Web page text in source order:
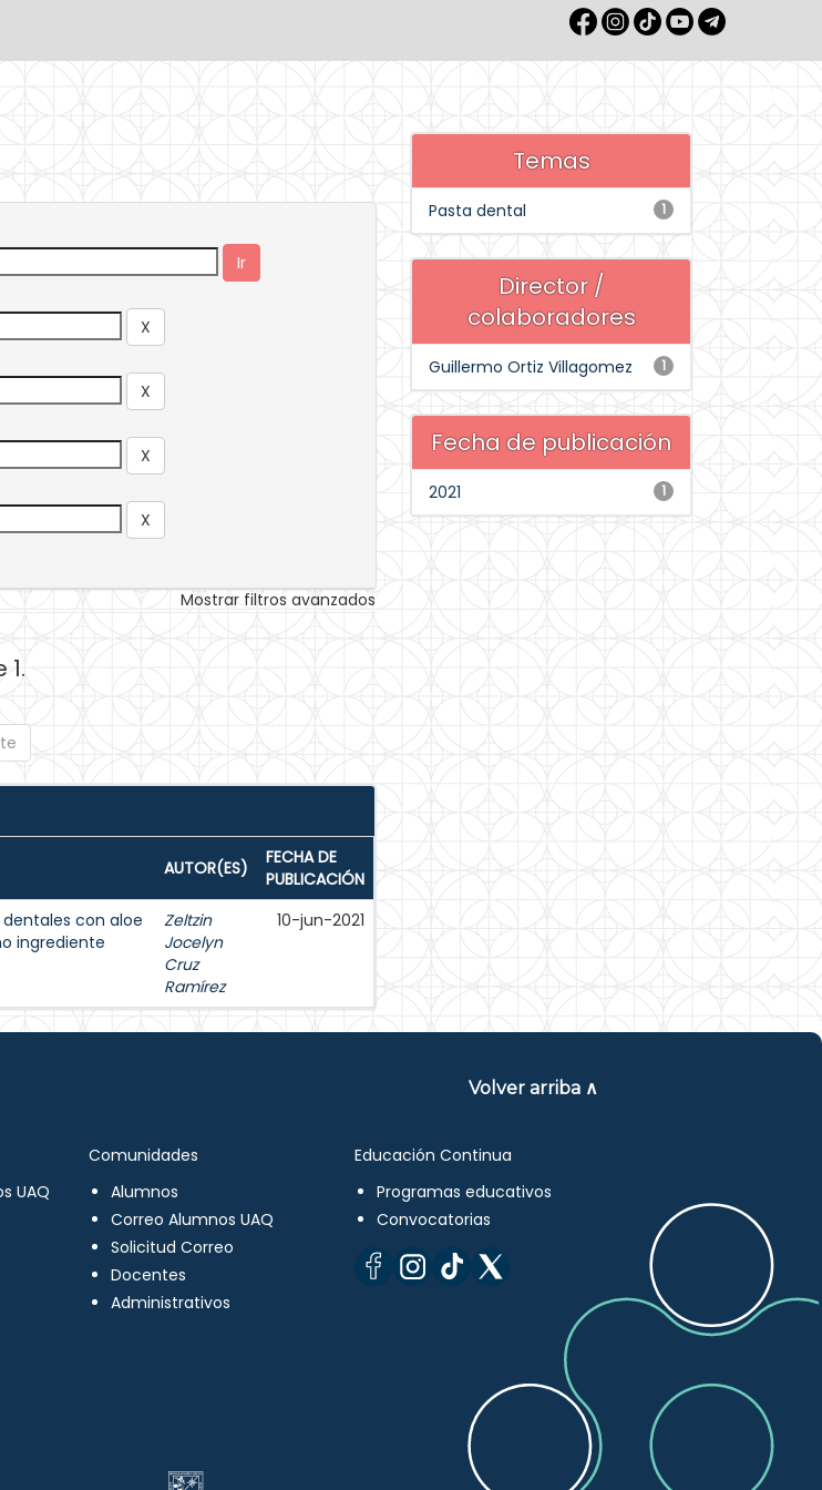
Mostrar filtros avanzados
AUTOR(ES)
FECHA DE
PUBLICACIÓN
con aloe
ingrediente
Zeltzin
Jocelyn
Cruz
Ramírez
10-jun-2021
Temas
1
Pasta dental
Director /
colaboradores
1
Guillermo Ortiz Villagomez
Fecha de publicación
1
2021
Volver arriba ∧
UAQ
Comunidades
Alumnos
Correo Alumnos UAQ
Solicitud Correo
Docentes
Administrativos
Educación Continua
Programas educativos
Convocatorias